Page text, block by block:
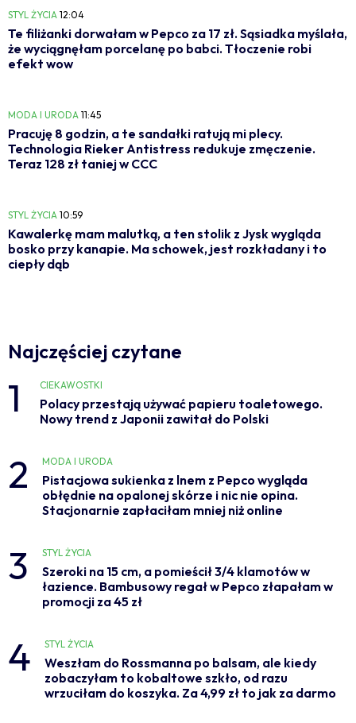
STYL ŻYCIA 12:04
Te filiżanki dorwałam w Pepco za 17 zł. Sąsiadka myślała,
że wyciągnęłam porcelanę po babci. Tłoczenie robi
efekt wow
MODA I URODA 11:45
Pracuję 8 godzin, a te sandałki ratują mi plecy.
Technologia Rieker Antistress redukuje zmęczenie.
Teraz 128 zł taniej w CCC
STYL ŻYCIA 10:59
Kawalerkę mam malutką, a ten stolik z Jysk wygląda
bosko przy kanapie. Ma schowek, jest rozkładany i to
ciepły dąb
Najczęściej czytane
1 CIEKAWOSTKI
Polacy przestają używać papieru toaletowego.
Nowy trend z Japonii zawitał do Polski
2 MODA I URODA
Pistacjowa sukienka z lnem z Pepco wygląda
obłędnie na opalonej skórze i nic nie opina.
Stacjonarnie zapłaciłam mniej niż online
3 STYL ŻYCIA
Szeroki na 15 cm, a pomieścił 3/4 klamotów w
łazience. Bambusowy regał w Pepco złapałam w
promocji za 45 zł
4 STYL ŻYCIA
Weszłam do Rossmanna po balsam, ale kiedy
zobaczyłam to kobaltowe szkło, od razu
wrzuciłam do koszyka. Za 4,99 zł to jak za darmo